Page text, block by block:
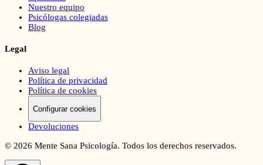
Nuestro equipo
Psicólogas colegiadas
Blog
Legal
Aviso legal
Política de privacidad
Política de cookies
Configurar cookies
Devoluciones
© 2026 Mente Sana Psicología. Todos los derechos reservados.